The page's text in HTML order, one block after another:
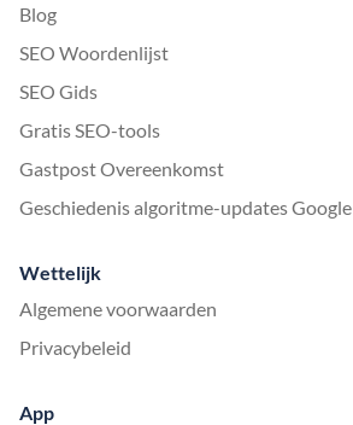
Blog
SEO Woordenlijst
SEO Gids
Gratis SEO-tools
Gastpost Overeenkomst
Geschiedenis algoritme-updates Google
Wettelijk
Algemene voorwaarden
Privacybeleid
App